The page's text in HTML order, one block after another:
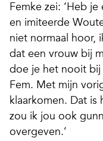
Femke zei: ‘Heb je
en imiteerde
niet normaal hoor,
dat een vrouw bij
doe je het nooit bij
Fem. Met mijn
klaarkomen. Dat
zou ik jou ook
overgeven.’